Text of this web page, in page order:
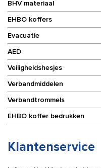
BHV materiaal
EHBO koffers
Evacuatie
AED
Veiligheidshesjes
Verbandmiddelen
Verbandtrommels
EHBO koffer bedrukken
Klantenservice